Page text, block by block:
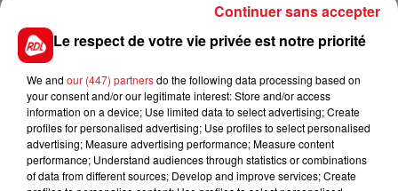
Quelques heures à peine plus tard, Brice Samba a eu
le message. Et il se présente aussitôt à l’hôpital, pour
passer une heure avec Nathan et discuter, de sa
carrière, notamment.
Brice Samba, qui a offert un maillot décicacé à Nathan
l’a également invité en loge à participer le 8 octobre
Le respect de votre vie privée est notre priorité
We and our (447) partnersdo the following data processing based on
your consent and/or our legitimate interest: Store and/or access
information on a device; Use limited data to select advertising; Create
profiles for personalised advertising; Use profiles to select personalised
advertising; Measure advertising performance; Measure content
performance; Understand audiences through statistics or combinations
of data from different sources; Develop and improve services; Create
Continuer sans accepter